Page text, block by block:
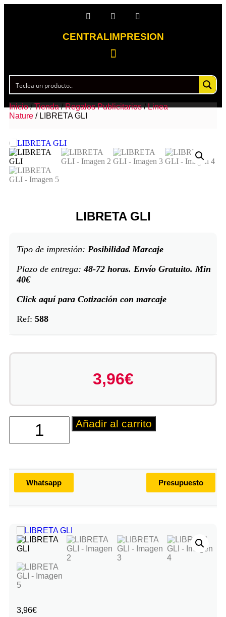
CENTRALIMPRESION
Inicio/Tienda/Regalos Publicitarios/Linea
Nature / LIBRETA GLI
LIBRETA GLI
Tipo de impresión: Posibilidad Marcaje
Plazo de entrega:48-72 horas. Envío Gratuito. Min
40€
Click aquí para Cotización con marcaje
Ref: 588
3,96€
Añadir al carrito
Whatsapp Presupuesto
3,96€